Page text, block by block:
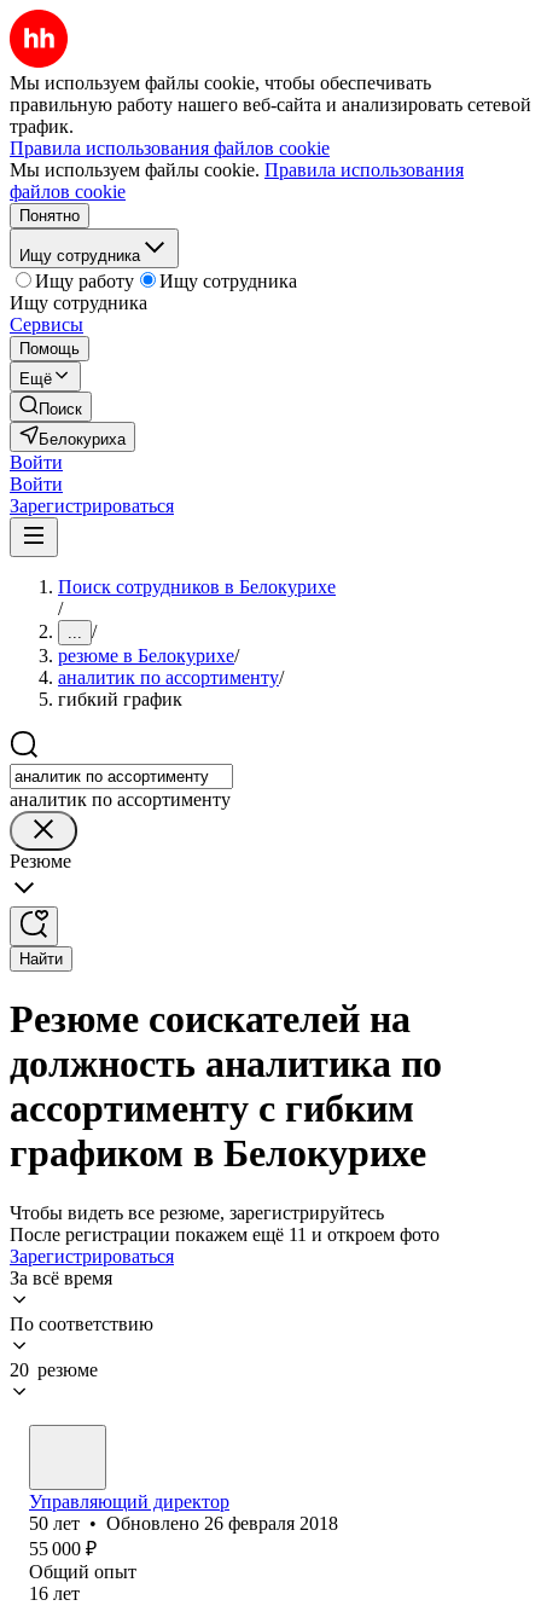
Мы используем файлы cookie, чтобы обеспечивать
правильную работу нашего веб-сайта и анализировать сетевой
трафик.
Правила использования файлов cookie
Мы используем файлы cookie. Правила использования
файлов cookie
Понятно
Ищу сотрудника
Ищу работу
Ищу сотрудника
Ищу сотрудника
Сервисы
Помощь
Ещё
Поиск
Белокуриха
Войти
Войти
Зарегистрироваться
Поиск сотрудников в Белокурихе
/
... /
резюме в Белокурихе/
аналитик по ассортименту/
гибкий график
аналитик по ассортименту
Резюме
Найти
Резюме соискателей на
должность аналитика по
ассортименту с гибким
графиком в Белокурихе
Чтобы видеть все резюме, зарегистрируйтесь
После регистрации покажем ещё 11 и откроем фото
Зарегистрироваться
За всё время
По соответствию
20 резюме
Управляющий директор
50 лет • Обновлено 26 февраля 2018
55 000 ₽
Общий опыт
16 лет